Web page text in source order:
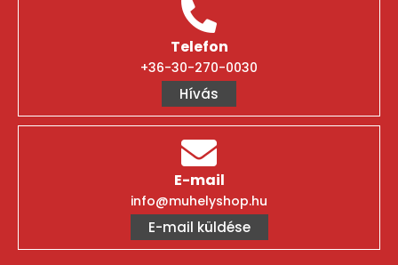
Telefon
+36-30-270-0030
Hívás
E-mail
info@muhelyshop.hu
E-mail küldése